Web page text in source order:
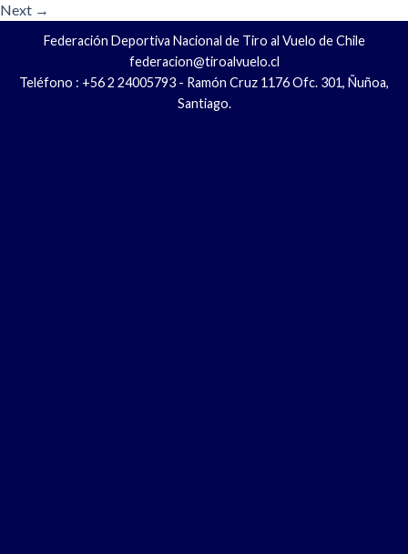
Next →
Federación Deportiva Nacional de Tiro al Vuelo de Chile
federacion@tiroalvuelo.cl
Teléfono : +56 2 24005793 - Ramón Cruz 1176 Ofc. 301, Ñuñoa,
Santiago.